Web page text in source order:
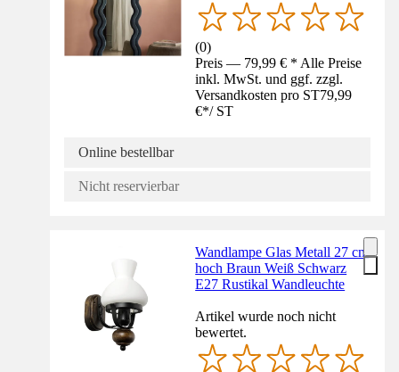
(0)
Preis — 79,99 € * Alle Preise
inkl. MwSt. und ggf. zzgl.
Versandkosten pro ST79,99
€*/ ST
Online bestellbar
Nicht reservierbar
Wandlampe Glas Metall 27 cm
hoch Braun Weiß Schwarz
E27 Rustikal Wandleuchte
Artikel wurde noch nicht
bewertet.